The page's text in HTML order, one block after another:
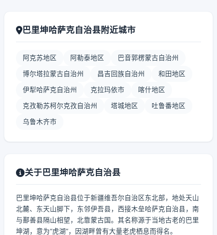
巴里坤哈萨克自治县附近城市
阿克苏地区 阿勒泰地区 巴音郭楞蒙古自治州
博尔塔拉蒙古自治州 昌吉回族自治州 和田地区
伊犁哈萨克自治州 克拉玛依市 喀什地区
克孜勒苏柯尔克孜自治州 塔城地区 吐鲁番地区
乌鲁木齐市
关于巴里坤哈萨克自治县
巴里坤哈萨克自治县位于新疆维吾尔自治区东北部，地处天山
北麓、东天山脚下，东邻伊吾县，西接木垒哈萨克自治县，南
与鄯善县隔山相望，北靠蒙古国。其名称源于当地古老的巴里
坤湖，意为“虎湖”，因湖畔曾有大量老虎栖息而得名。